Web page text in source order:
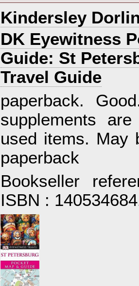
‎Kindersley
‎DK Eyewitness
Guide: St
Travel Guide‎
‎paperback.
supplements
used items. May
paperback‎
Bookseller
ISBN :